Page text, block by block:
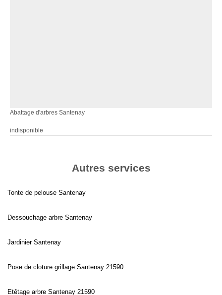
Abattage d'arbres Santenay
indisponible
Autres services
Tonte de pelouse Santenay
Dessouchage arbre Santenay
Jardinier Santenay
Pose de cloture grillage Santenay 21590
Etêtage arbre Santenay 21590